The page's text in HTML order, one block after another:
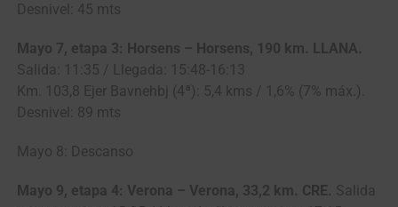
Desnivel: 45 mts
Mayo 7, etapa 3: Horsens – Horsens, 190 km. LLANA.
Salida: 11:35 / Llegada: 15:48-16:13
Km. 103,8 Ejer Bavnehbj (4ª): 5,4 kms / 1,6% (7% máx.).
Desnivel: 89 mts
Mayo 8: Descanso
Mayo 9, etapa 4: Verona – Verona, 33,2 km. CRE. Salida